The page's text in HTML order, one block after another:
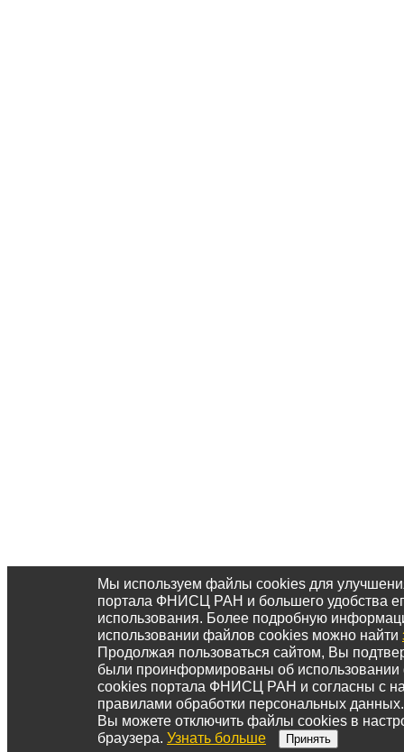
Мы используем файлы cookies для
портала ФНИСЦ РАН и большего удобства
использования. Более подробную
использовании файлов cookies можно найти
Продолжая пользоваться сайтом, Вы
были проинформированы об
cookies портала ФНИСЦ РАН и согласны с
правилами обработки персональных данных.
Вы можете отключить файлы cookies в
браузера. Узнать больше Принять